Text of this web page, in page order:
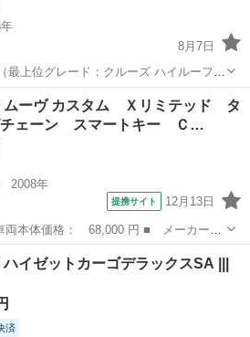
8月7日
最上位グレード：クルーズ ハイルーフ
）の長距離走行もエアコンを効かせ
走行できました。燃費も非常に良く経
ハイゼット
ムーヴ カスタム Ｘリミテッド タ
チェーン スマートキー Ｃ…
2008年
提携サイト 12月13日
ムーヴ ■ グレード名： カスタム
ェーン スマートキー ＣＶＴ ベンチ
イゼットカーゴデラックスSA |||
済